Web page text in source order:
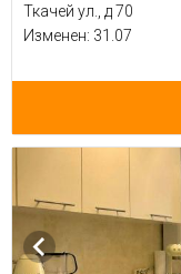
Ткачей ул., д 70
Изменен: 31.07